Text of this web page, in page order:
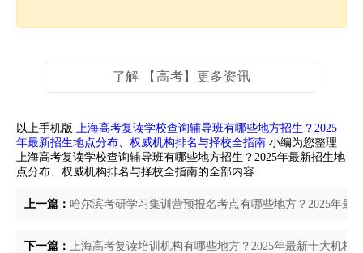
了解 【高考】更多资讯
以上手机版
上海高考复读学校查询辅导班有哪些地方招生？2025
年最新招生地点分布、权威机构排名与择校全指南 小编为您整理
上海高考复读学校查询辅导班有哪些地方招生？2025年最新招生地
点分布、权威机构排名与择校全指南的全部内容
上一篇： 哈尔滨考研学习集训营预报名考点有哪些地方？2025年最
下一篇： 上海高考复读培训机构有哪些地方？2025年最新十大机构